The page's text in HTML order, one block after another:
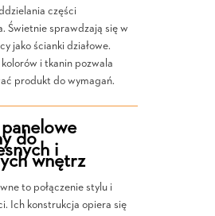
części
Świetnie sprawdzają się w
jako ścianki działowe.
i tkanin pozwala
produkt do wymagań.
panelowe
do
i
wnętrz
to połączenie stylu i
Ich konstrukcja opiera się